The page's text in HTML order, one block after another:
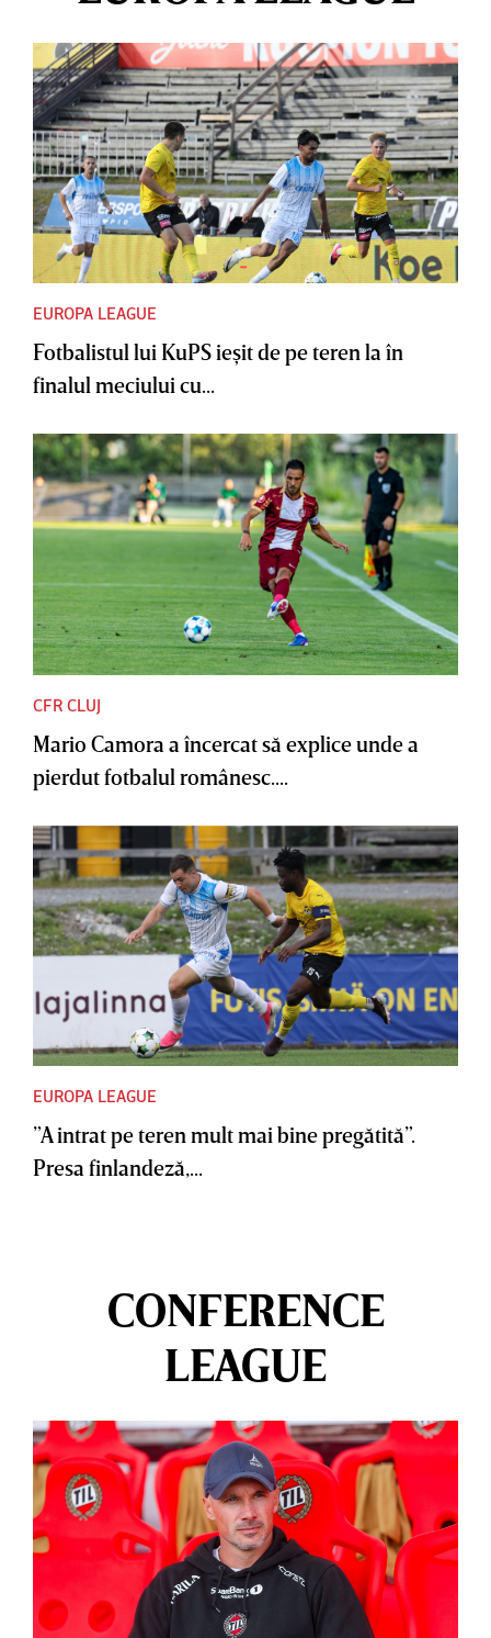
EUROPA LEAGUE
Fotbalistul lui KuPS ieşit de pe teren la în
finalul meciului cu...
CFR CLUJ
Mario Camora a încercat să explice unde a
pierdut fotbalul românesc....
EUROPA LEAGUE
”A intrat pe teren mult mai bine pregătită”.
Presa finlandeză,...
CONFERENCE
LEAGUE